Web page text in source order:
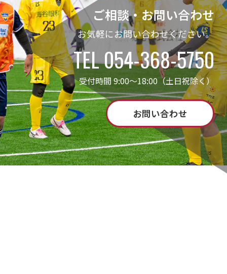
ご相談・お問い合わせ
お気軽にお問い合わせください。
TEL 054-368-5750
受付時間 9:00～18:00（土日祝除く）
お問い合わせ